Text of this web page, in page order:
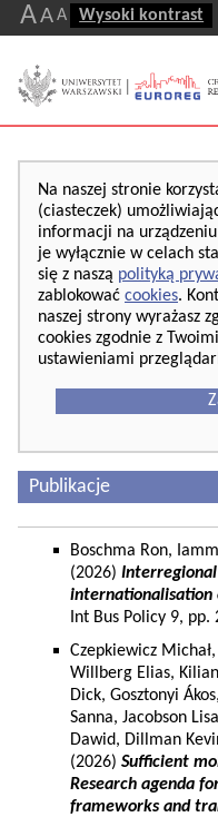
AA A Wysoki kontrast
Na naszej stronie
(ciasteczek)
informacji na
je wyłącznie w celach
się z naszą polityką
zablokować cookies.
naszej strony wyrażasz
cookies zgodnie z
ustawieniami
Publikacje
Boschma Ron,
(2026)
internationalisation
Int Bus Policy 9, pp.
Czepkiewicz
Willberg Elias,
Dick, Gosztonyi
Sanna, Jacobson
Dawid, Dillman
(2026) Sufficient
Research agenda
frameworks and